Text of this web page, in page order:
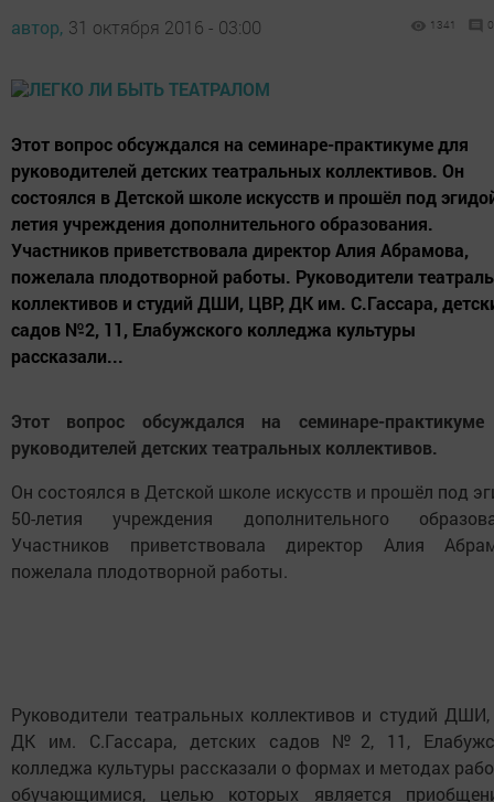
автор, 31 октября 2016 - 03:00 1341 0
Этот вопрос обсуждался на семинаре-практикуме для
руководителей детских театральных коллективов. Он
состоялся в Детской школе искусств и прошёл под
летия учреждения дополнительного образования.
Участников приветствовала директор Алия Абрамова,
пожелала плодотворной работы. Руководители
коллективов и студий ДШИ, ЦВР, ДК им. С.Гассара,
садов №2, 11, Елабужского колледжа культуры
рассказали...
Этот вопрос обсуждался на семинаре-
руководителей детских театральных коллективов.
Он состоялся в Детской школе искусств и прошёл под
50-летия учреждения дополнительного
Участников приветствовала директор Алия
пожелала плодотворной работы.
Руководители театральных коллективов и студий
ДК им. С.Гассара, детских садов №2, 11,
колледжа культуры рассказали о формах и методах
обучающимися, целью которых является